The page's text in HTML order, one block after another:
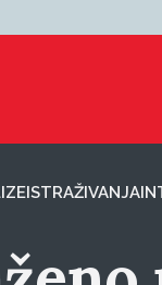
ISTRAŽIVANJA